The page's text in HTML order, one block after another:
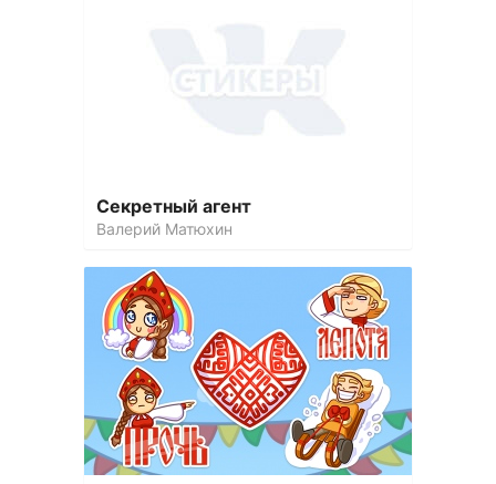
Секретный агент
Валерий Матюхин